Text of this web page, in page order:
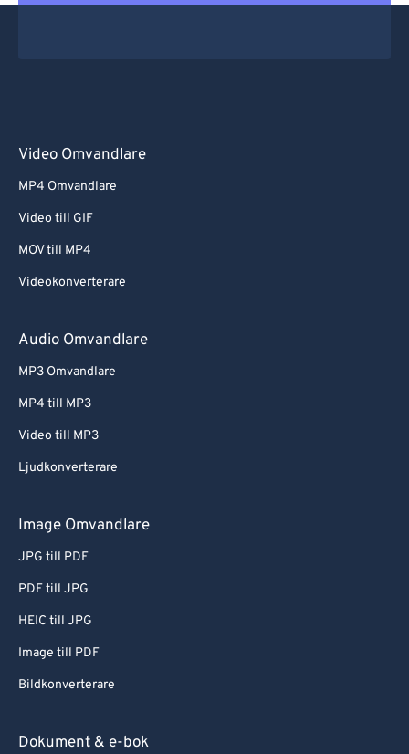
Video Omvandlare
MP4 Omvandlare
Video till GIF
MOV till MP4
Videokonverterare
Audio Omvandlare
MP3 Omvandlare
MP4 till MP3
Video till MP3
Ljudkonverterare
Image Omvandlare
JPG till PDF
PDF till JPG
HEIC till JPG
Image till PDF
Bildkonverterare
Dokument & e-bok